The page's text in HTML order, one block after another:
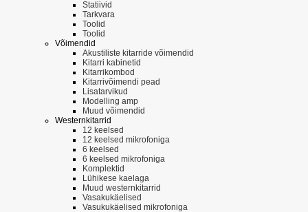
Statiivid
Tarkvara
Toolid
Toolid
Võimendid
Akustiliste kitarride võimendid
Kitarri kabinetid
Kitarrikombod
Kitarrivõimendi pead
Lisatarvikud
Modelling amp
Muud võimendid
Westernkitarrid
12 keelsed
12 keelsed mikrofoniga
6 keelsed
6 keelsed mikrofoniga
Komplektid
Lühikese kaelaga
Muud westernkitarrid
Vasakukäelised
Vasukukäelised mikrofoniga